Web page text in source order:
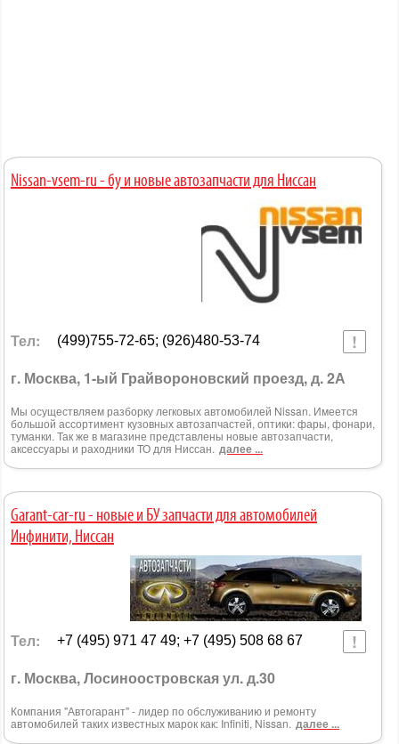
Nissan-vsem-ru - бу и новые автозапчасти для Ниссан
Тел: (499)755-72-65; (926)480-53-74
г. Москва, 1-ый Грайвороновский проезд, д. 2А
Мы осуществляем разборку легковых автомобилей Nissan. Имеется
большой ассортимент кузовных автозапчастей, оптики: фары, фонари,
туманки. Так же в магазине представлены новые автозапчасти,
аксессуары и раходники ТО для Ниссан. далее ...
Garant-car-ru - новые и БУ запчасти для автомобилей
Инфинити, Ниссан
Тел: +7 (495) 971 47 49; +7 (495) 508 68 67
г. Москва, Лосиноостровская ул. д.30
Компания "Автогарант" - лидер по обслуживанию и ремонту
автомобилей таких известных марок как: Infiniti, Nissan. далее ...